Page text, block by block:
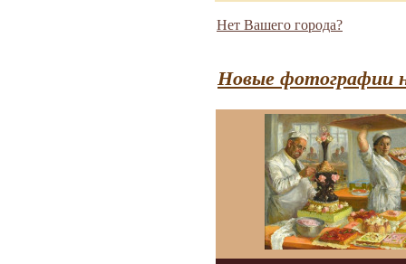
Нет Вашего города?
Новые фотографии